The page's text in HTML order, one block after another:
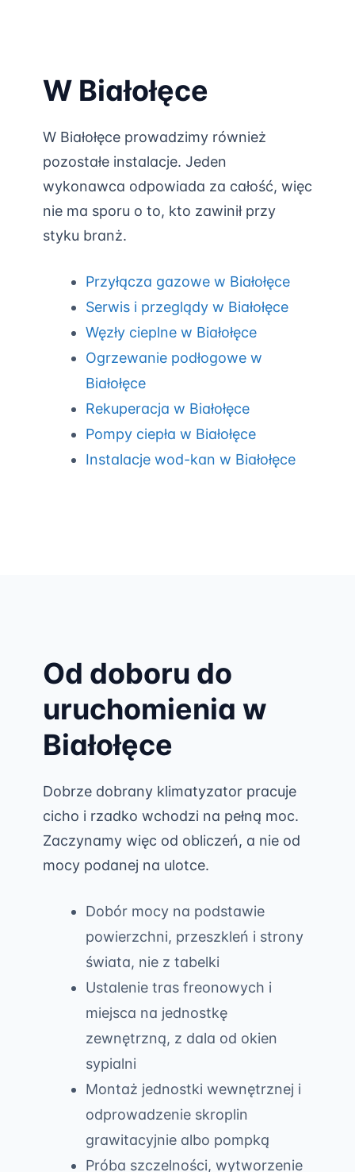
W Białołęce
W Białołęce prowadzimy również
pozostałe instalacje. Jeden
wykonawca odpowiada za całość, więc
nie ma sporu o to, kto zawinił przy
styku branż.
Przyłącza gazowe w Białołęce
Serwis i przeglądy w Białołęce
Węzły cieplne w Białołęce
Ogrzewanie podłogowe w
Białołęce
Rekuperacja w Białołęce
Pompy ciepła w Białołęce
Instalacje wod-kan w Białołęce
Od doboru do
uruchomienia w
Białołęce
Dobrze dobrany klimatyzator pracuje
cicho i rzadko wchodzi na pełną moc.
Zaczynamy więc od obliczeń, a nie od
mocy podanej na ulotce.
Dobór mocy na podstawie
powierzchni, przeszkleń i strony
świata, nie z tabelki
Ustalenie tras freonowych i
miejsca na jednostkę
zewnętrzną, z dala od okien
sypialni
Montaż jednostki wewnętrznej i
odprowadzenie skroplin
grawitacyjnie albo pompką
Próba szczelności, wytworzenie